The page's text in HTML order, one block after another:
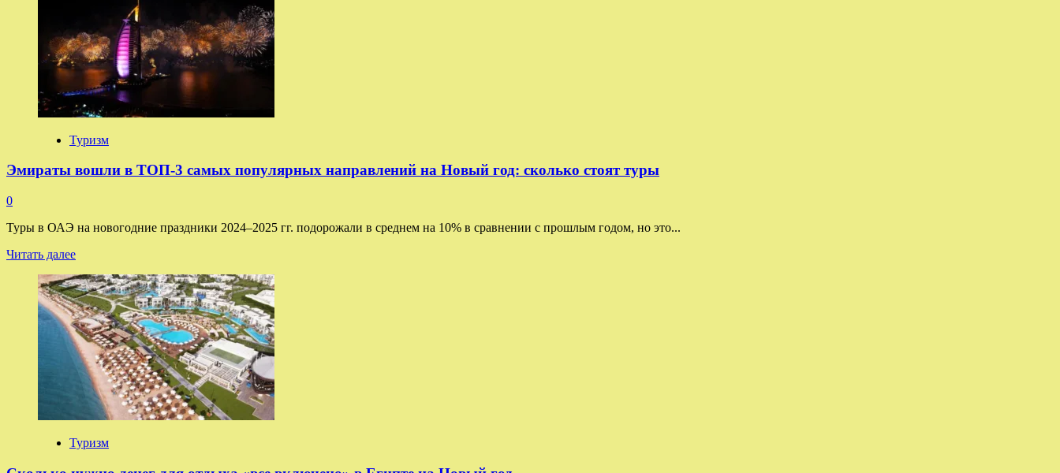
Отмечаем
Новый
год
и
Китайский
Новый
год
в
прекрасном
Китае:
на
Туризм
Эмираты вошли в ТОП-3 самых популярных направлений на Новый год: сколько стоят туры
0
Туры в ОАЭ на новогодние праздники 2024–2025 гг. подорожали в среднем на 10% в сравнении с прошлым годом, но это...
Читать далееПрочитать
о
Эмираты
вошли
в
ТОП-3
самых
популярных
направлений
на
Новый
год:
сколько
стоят
Туризм